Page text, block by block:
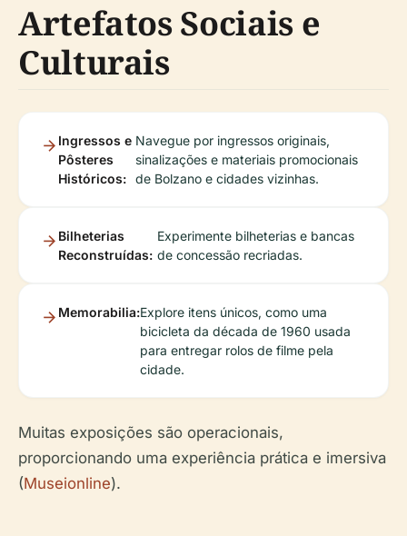
Artefatos Sociais e
Culturais
Ingressos e
Pôsteres
Históricos:
Navegue por ingressos originais,
sinalizações e materiais promocionais
de Bolzano e cidades vizinhas.
Bilheterias
Reconstruídas:
Experimente bilheterias e bancas
de concessão recriadas.
Memorabilia:Explore itens únicos, como uma
bicicleta da década de 1960 usada
para entregar rolos de filme pela
cidade.
Muitas exposições são operacionais,
proporcionando uma experiência prática e imersiva
(Museionline).